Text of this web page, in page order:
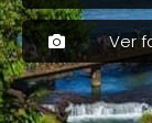
Ver